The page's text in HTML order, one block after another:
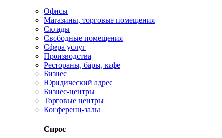
Офисы
Магазины, торговые помещения
Склады
Свободные помещения
Сфера услуг
Производства
Рестораны, бары, кафе
Бизнес
Юридический адрес
Бизнес-центры
Торговые центры
Конференц-залы
Спрос